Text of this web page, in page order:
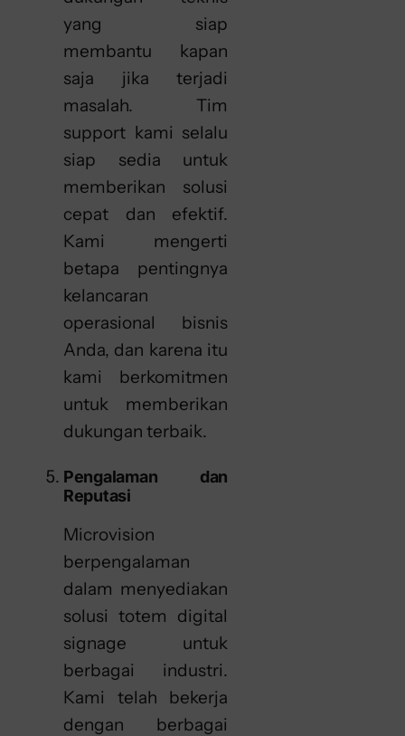
yang siap
membantu kapan
saja jika terjadi
masalah. Tim
support kami selalu
siap sedia untuk
memberikan solusi
cepat dan efektif.
Kami mengerti
betapa pentingnya
kelancaran
operasional bisnis
Anda, dan karena itu
kami berkomitmen
untuk memberikan
dukungan terbaik.
Pengalaman dan
Reputasi
Microvision
berpengalaman
dalam menyediakan
solusi totem digital
signage untuk
berbagai industri.
Kami telah bekerja
dengan berbagai